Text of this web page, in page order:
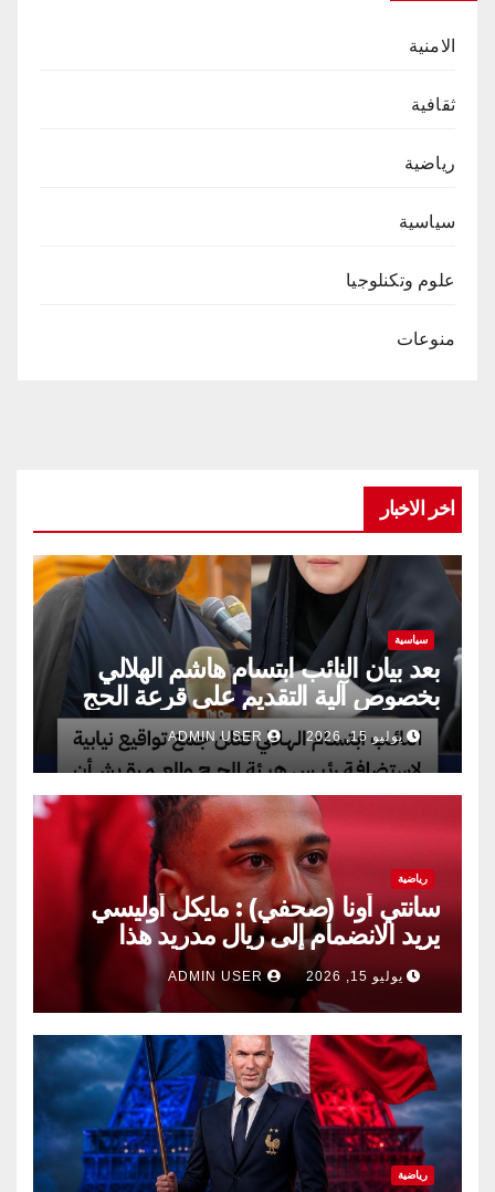
الامنية
ثقافية
رياضية
سياسية
علوم وتكنلوجيا
منوعات
اخر الاخبار
سياسية
بعد بيان النائب ابتسام هاشم الهلالي
بخصوص آلية التقديم على قرعة الحج
يوليو 15, 2026
رياضية
سانتي أونا (صحفي) : مايكل أوليسي
يريد الانضمام إلى ريال مدريد هذا
الصيف.
يوليو 15, 2026 ADMIN USER
رياضية